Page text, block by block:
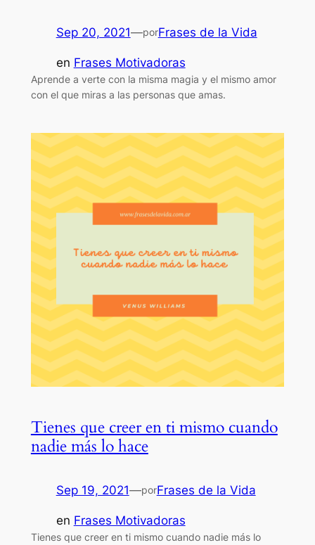
Sep 20, 2021—porFrases de la Vida
en Frases Motivadoras
Aprende a verte con la misma magia y el mismo amor
con el que miras a las personas que amas.
Tienes que creer en ti mismo cuando
nadie más lo hace
Sep 19, 2021—porFrases de la Vida
en Frases Motivadoras
Tienes que creer en ti mismo cuando nadie más lo